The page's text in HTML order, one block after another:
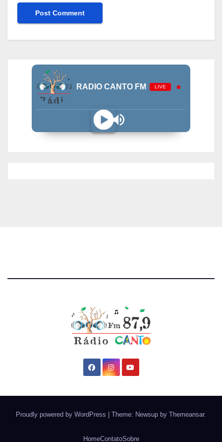
RADIO CANTO FM LIVE
Proudly powered by WordPress Theme: Newsup by Themeansar.
HomeContatoSobre